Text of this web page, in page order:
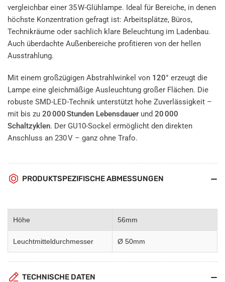
vergleichbar einer 35 W-Glühlampe. Ideal für Bereiche, in denen
höchste Konzentration gefragt ist: Arbeitsplätze, Büros,
Technikräume oder sachlich klare Beleuchtung im Ladenbau.
Auch überdachte Außenbereiche profitieren von der hellen
Ausstrahlung.
Mit einem großzügigen Abstrahlwinkel von 120° erzeugt die
Lampe eine gleichmäßige Ausleuchtung großer Flächen. Die
robuste SMD-LED-Technik unterstützt hohe Zuverlässigkeit –
mit bis zu 20 000 Stunden Lebensdauer und 20 000
Schaltzyklen. Der GU10-Sockel ermöglicht den direkten
Anschluss an 230 V – ganz ohne Trafo.
PRODUKTSPEZIFISCHE ABMESSUNGEN
Höhe 56mm
Leuchtmitteldurchmesser Ø 50mm
TECHNISCHE DATEN